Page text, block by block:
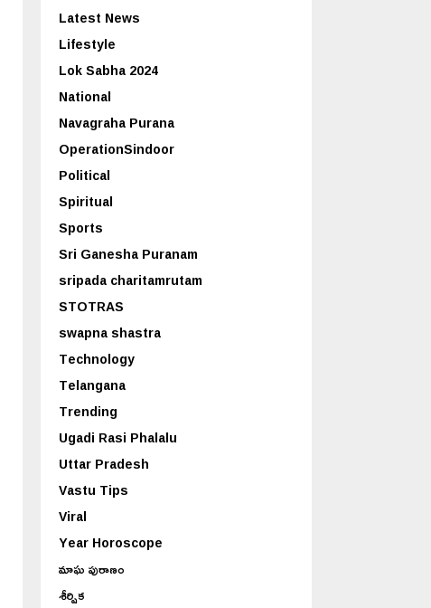
Latest News
Lifestyle
Lok Sabha 2024
National
Navagraha Purana
OperationSindoor
Political
Spiritual
Sports
Sri Ganesha Puranam
sripada charitamrutam
STOTRAS
swapna shastra
Technology
Telangana
Trending
Ugadi Rasi Phalalu
Uttar Pradesh
Vastu Tips
Viral
Year Horoscope
మాఘ పురాణం
శీర్షిక